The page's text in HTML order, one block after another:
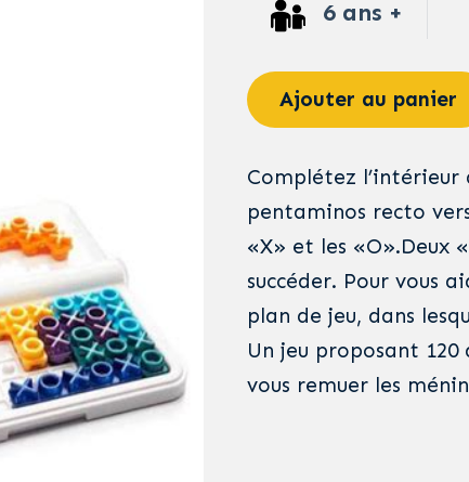
6 ans +
Ajouter au panier
Complétez l’intérieur
pentaminos recto
«X» et les «O».Deux
succéder. Pour vous
plan de jeu, dans
Un jeu proposant 120
vous remuer les